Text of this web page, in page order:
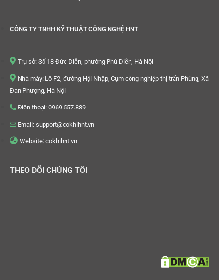
CÔNG TY TNHH KỸ THUẬT CÔNG NGHỆ HNT
Trụ sở: Số 18 Đức Diễn, phường Phú Diễn, Hà Nội
Nhà máy: Lô F2, đường Hội Nhập, Cụm công nghiệp thị trấn Phùng, Xã
Đan Phượng, Hà Nội
Điện thoại: 0969.557.889
Email: support@cokhihnt.vn
Website: cokhihnt.vn
THEO DÕI CHÚNG TÔI